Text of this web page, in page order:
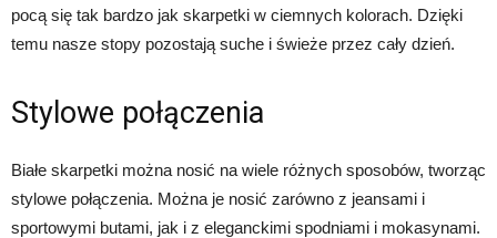
pocą się tak bardzo jak skarpetki w ciemnych kolorach. Dzięki
temu nasze stopy pozostają suche i świeże przez cały dzień.
Stylowe połączenia
Białe skarpetki można nosić na wiele różnych sposobów, tworząc
stylowe połączenia. Można je nosić zarówno z jeansami i
sportowymi butami, jak i z eleganckimi spodniami i mokasynami.